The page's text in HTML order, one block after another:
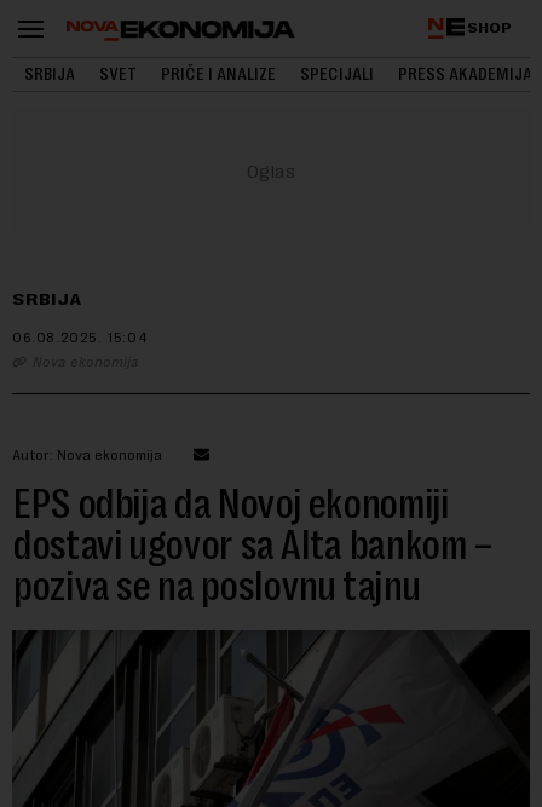
SHOP
SRBIJA SVET PRIČE I ANALIZE SPECIJALI PRESS AKADEMIJA
SRBIJA
06.08.2025. 15:04
Nova ekonomija
Autor: Nova ekonomija
EPS odbija da Novoj ekonomiji
dostavi ugovor sa Alta bankom –
poziva se na poslovnu tajnu